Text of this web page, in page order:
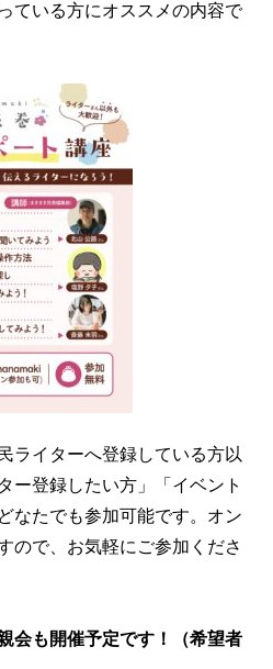
ている方にオススメの内容で
ライターへ登録している方以
ー登録したい方」「イベント
なたでも参加可能です。オン
ので、お気軽にご参加くださ
会も開催予定です！（希望者